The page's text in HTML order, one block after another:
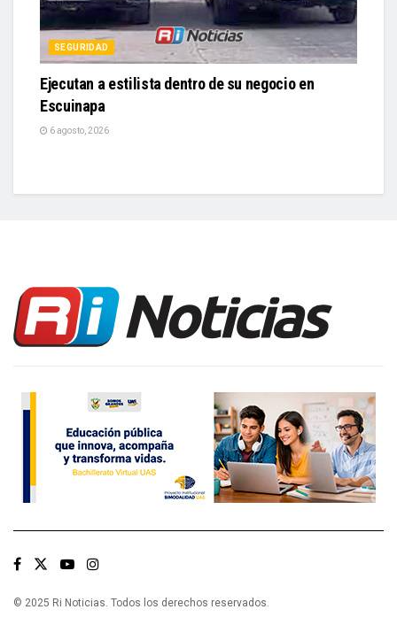
SEGURIDAD
Ejecutan a estilista dentro de su negocio en
Escuinapa
6 agosto, 2026
© 2025 Ri Noticias. Todos los derechos reservados.